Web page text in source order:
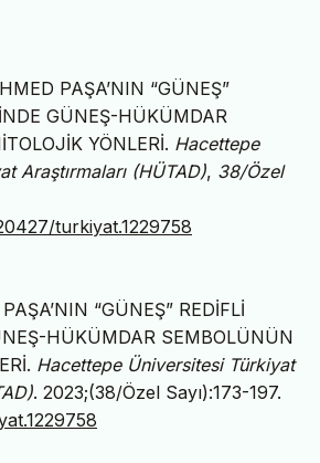
PAŞA’NIN “GÜNEŞ”
GÜNEŞ-HÜKÜMDAR
YÖNLERİ. Hacettepe
Araştırmaları (HÜTAD), 38/Özel
turkiyat.1229758
“GÜNEŞ” REDİFLİ
HÜKÜMDAR SEMBOLÜNÜN
Hacettepe Üniversitesi Türkiyat
. 2023;(38/Özel Sayı):173-197.